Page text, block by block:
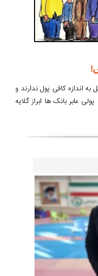
اندازه کافی پول ندارند و
عابر بانک ها ابراز گلایه